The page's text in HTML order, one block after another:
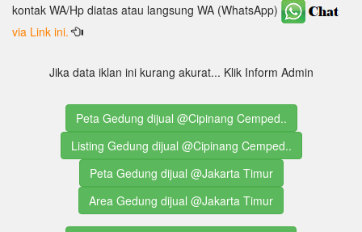
kontak WA/Hp diatas atau langsung WA (WhatsApp)
via Link ini.
Jika data iklan ini kurang akurat... Klik Inform Admin
Peta Gedung dijual @Cipinang Cemped..
Listing Gedung dijual @Cipinang Cemped..
Peta Gedung dijual @Jakarta Timur
Area Gedung dijual @Jakarta Timur